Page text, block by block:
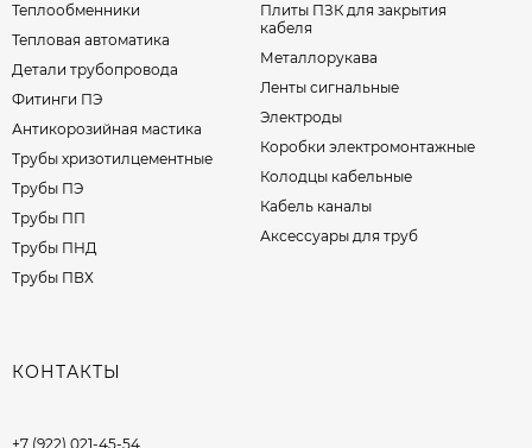
Теплообменники
Тепловая автоматика
Детали трубопровода
Фитинги ПЭ
Антикорозийная мастика
Трубы хризотилцементные
Трубы ПЭ
Трубы ПП
Трубы ПНД
Трубы ПВХ
Плиты ПЗК для закрытия
кабеля
Металлорукава
Ленты сигнальные
Электроды
Коробки электромонтажные
Колодцы кабельные
Кабель каналы
Аксессуары для труб
КОНТАКТЫ
+7 (922) 021-45-54